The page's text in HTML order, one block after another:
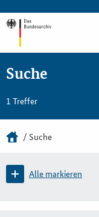
Suche
1 Treffer
Suche
Alle markieren